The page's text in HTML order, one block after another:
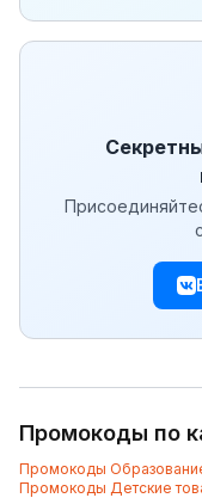
Промокоды по
Промокоды
Промокоды Детские